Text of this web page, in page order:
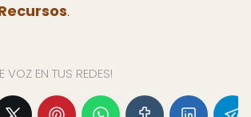
.
VOZ EN TUS REDES!